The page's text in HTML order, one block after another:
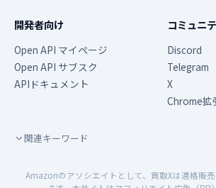
開発者向け
Open API マイページ
Open API サブスク
APIドキュメント
コミュニ
Discord
Telegram
X
Chrome拡
関連キーワード
Amazonのアソシエイトとして、買取Xは適格販